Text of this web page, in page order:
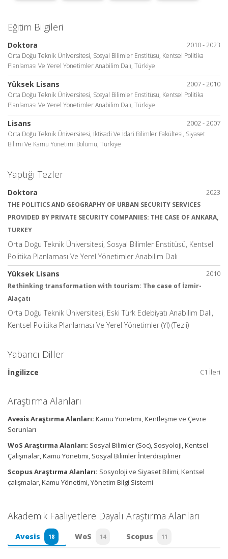
Eğitim Bilgileri
2010 - 2023
Doktora
Orta Doğu Teknik Üniversitesi, Sosyal Bilimler Enstitüsü, Kentsel Politika
Planlaması Ve Yerel Yönetimler Anabilim Dalı, Türkiye
2007 - 2010
Yüksek Lisans
Orta Doğu Teknik Üniversitesi, Sosyal Bilimler Enstitüsü, Kentsel Politika
Planlaması Ve Yerel Yönetimler Anabilim Dalı, Türkiye
2002 - 2007
Lisans
Orta Doğu Teknik Üniversitesi, İktisadi Ve İdari Bilimler Fakültesi, Siyaset
Bilimi Ve Kamu Yönetimi Bölümü, Türkiye
Yaptığı Tezler
2023
Doktora
THE POLITICS AND GEOGRAPHY OF URBAN SECURITY SERVICES
PROVIDED BY PRIVATE SECURITY COMPANIES: THE CASE OF ANKARA,
TURKEY
Orta Doğu Teknik Üniversitesi, Sosyal Bilimler Enstitüsü, Kentsel
Politika Planlaması Ve Yerel Yönetimler Anabilim Dalı
2010
Yüksek Lisans
Rethinking transformation with tourism: The case of İzmir-
Alaçatı
Orta Doğu Teknik Üniversitesi, Eski Türk Edebiyatı Anabilim Dalı,
Kentsel Politika Planlaması Ve Yerel Yönetimler (Yl) (Tezli)
Yabancı Diller
C1 İleri
İngilizce
Araştırma Alanları
Avesis Araştırma Alanları: Kamu Yönetimi, Kentleşme ve Çevre
Sorunları
WoS Araştırma Alanları: Sosyal Bilimler (Soc), Sosyoloji, Kentsel
Çalışmalar, Kamu Yönetimi, Sosyal Bilimler İnterdisipliner
Scopus Araştırma Alanları: Sosyoloji ve Siyaset Bilimi, Kentsel
çalışmalar, Kamu Yönetimi, Yönetim Bilgi Sistemi
Akademik Faaliyetlere Dayalı Araştırma Alanları
Avesis 18 WoS 14 Scopus 11